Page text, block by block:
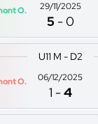
O.
29/11/2025
5 -0
U11 M - D2
O.
06/12/2025
1 -4